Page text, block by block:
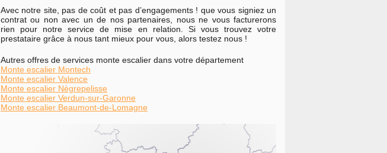
Avec notre site, pas de coût et pas d’engagements ! que vous signiez un
contrat ou non avec un de nos partenaires, nous ne vous facturerons
rien pour notre service de mise en relation. Si vous trouvez votre
prestataire grâce à nous tant mieux pour vous, alors testez nous !
Autres offres de services monte escalier dans votre département
Monte escalier Montech
Monte escalier Valence
Monte escalier Nègrepelisse
Monte escalier Verdun-sur-Garonne
Monte escalier Beaumont-de-Lomagne